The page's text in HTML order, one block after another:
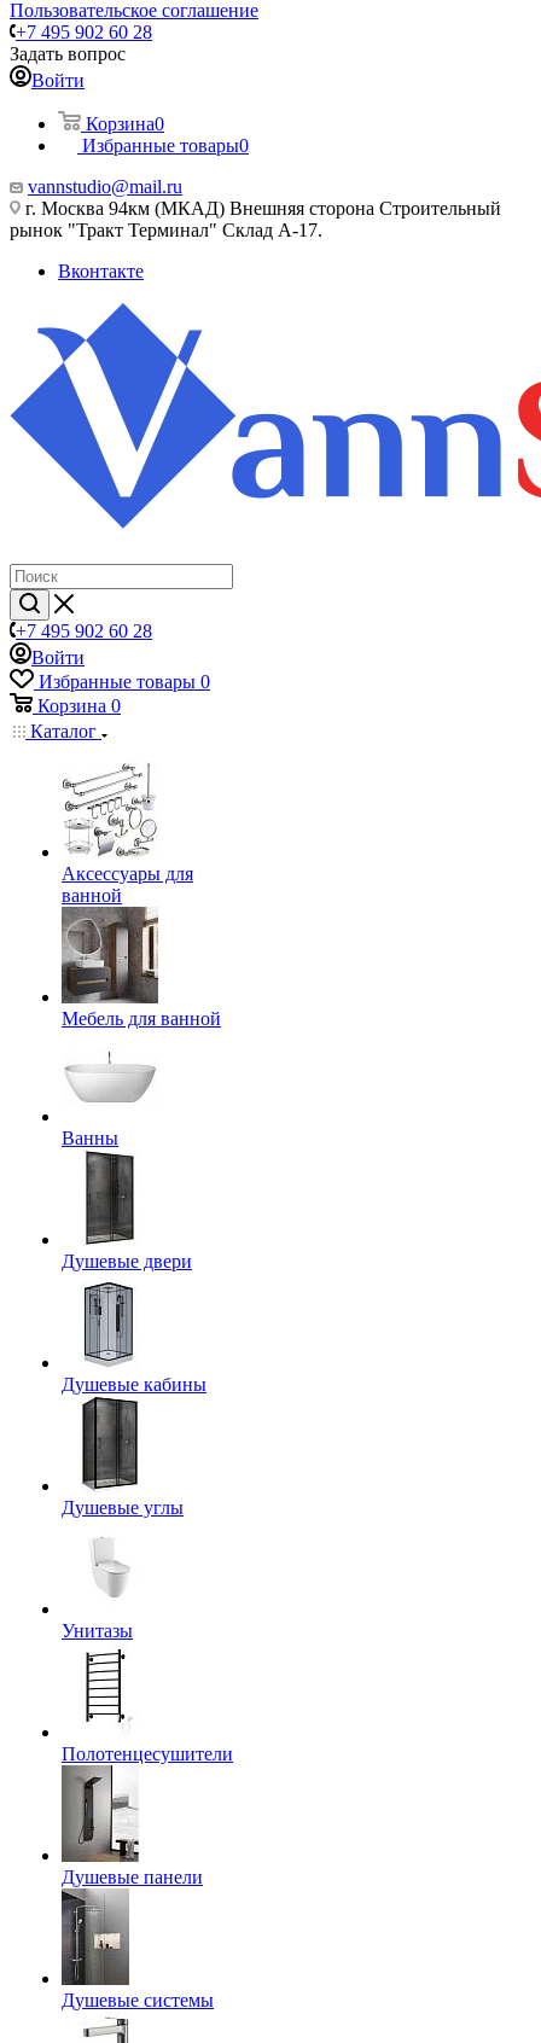
Пользовательское соглашение
+7 495 902 60 28
Задать вопрос
Войти
Корзина0
Избранные товары0
vannstudio@mail.ru
г. Москва 94км (МКАД) Внешняя сторона Строительный
рынок "Тракт Терминал" Склад А-17.
Вконтакте
+7 495 902 60 28
Войти
Избранные товары 0
Корзина 0
Каталог
Аксессуары для
ванной
Мебель для ванной
Ванны
Душевые двери
Душевые кабины
Душевые углы
Унитазы
Полотенцесушители
Душевые панели
Душевые системы